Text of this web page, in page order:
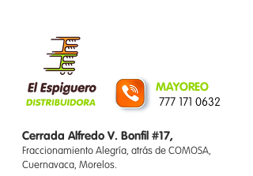
MAYOREO
777 171 0632
Cerrada Alfredo V. Bonfil #17,
Fraccionamiento Alegría, atrás de COMOSA,
Cuernavaca, Morelos.